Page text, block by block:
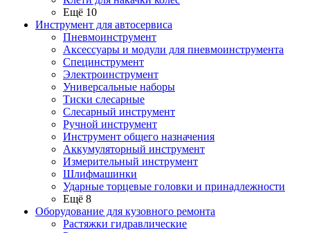
Ещё 10
Инструмент для автосервиса
Пневмоинструмент
Аксессуары и модули для пневмоинструмента
Специнструмент
Электроинструмент
Универсальные наборы
Тиски слесарные
Слесарный инструмент
Ручной инструмент
Инструмент общего назначения
Аккумуляторный инструмент
Измерительный инструмент
Шлифмашинки
Ударные торцевые головки и принадлежности
Ещё 8
Оборудование для кузовного ремонта
Растяжки гидравлические